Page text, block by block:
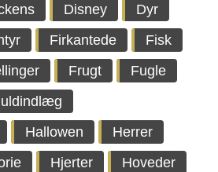
Disney
Dyr
Firkantede
Fisk
Frugt
Fugle
Hallowen
Herrer
Hjerter
Hoveder